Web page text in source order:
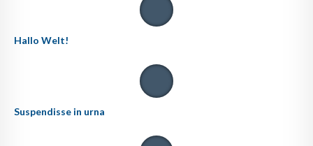
Hallo Welt!
Suspendisse in urna